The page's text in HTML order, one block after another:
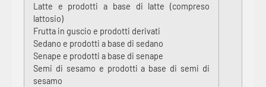
Latte e prodotti a base di latte (compreso
lattosio)
Frutta in guscio e prodotti derivati
Sedano e prodotti a base di sedano
Senape e prodotti a base di senape
Semi di sesamo e prodotti a base di semi di
sesamo